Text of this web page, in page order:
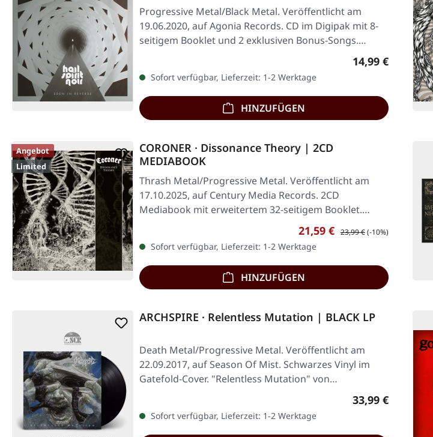
Progressive Metal/Black Metal. Veröffentlicht am
19.06.2020, auf Agonia Records. CD im Digipak mit 8-
seitigem Booklet und 2 exklusiven Bonus-Songs.…
Regulärer Preis:
14,99 €
Sofort verfügbar, Lieferzeit: 1-2 Werktage
HINZUFÜGEN
Angebot
Limited
CORONER · Dissonance Theory | 2CD
MEDIABOOK
Thrash Metal/Progressive Metal. Veröffentlicht am
17.10.2025, auf Century Media Records. 2CD
Mediabook mit erweitertem 32-seitigem Booklet.
Verkaufspreis:
21,59 € Regulärer Preis:
23,99 €(-10%)
Sofort verfügbar, Lieferzeit: 1-2 Werktage
HINZUFÜGEN
ARCHSPIRE · Relentless Mutation | BLACK LP
Death Metal/Progressive Metal. Veröffentlicht am
22.09.2017, auf Season Of Mist. Schwarzes Vinyl im
Gatefold-Cover. "Relentless Mutation" von…
Regulärer Preis:
33,99 €
Sofort verfügbar, Lieferzeit: 1-2 Werktage